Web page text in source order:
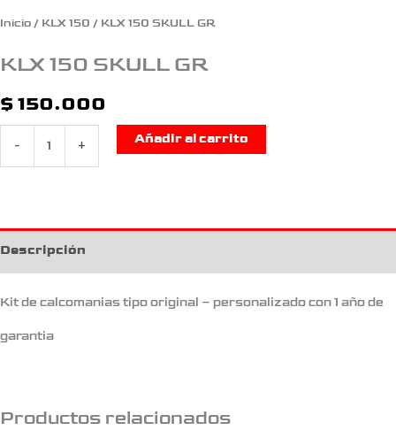
Inicio / KLX 150 / KLX 150 SKULL GR
KLX 150 SKULL GR
$ 150.000
- +
Añadir al carrito
Descripción
Kit de calcomanias tipo original – personalizado con 1 año de
garantia
Productos relacionados